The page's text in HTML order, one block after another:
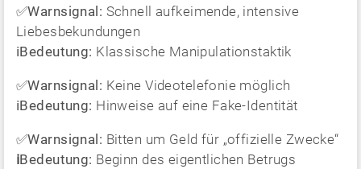
✅Warnsignal: Schnell aufkeimende, intensive
Liebesbekundungen
ℹ️Bedeutung: Klassische Manipulationstaktik
✅Warnsignal: Keine Videotelefonie möglich
ℹ️Bedeutung: Hinweise auf eine Fake-Identität
✅Warnsignal: Bitten um Geld für „offizielle Zwecke“
ℹ️Bedeutung: Beginn des eigentlichen Betrugs